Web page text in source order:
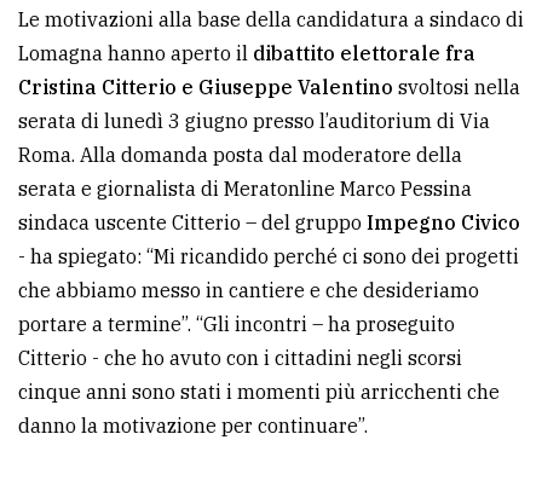
CERCA
Cerca
per
comune
Ricerca
avanzata
LE
ALTRE
TESTATE
Le motivazioni alla base della candidatura a sindaco di
Lomagna hanno aperto il dibattito elettorale fra
Cristina Citterio e Giuseppe Valentino svoltosi nella
serata di lunedì 3 giugno presso l’auditorium di Via
Roma. Alla domanda posta dal moderatore della
serata e giornalista di Meratonline Marco Pessina
sindaca uscente Citterio – del gruppo Impegno Civico
- ha spiegato: “Mi ricandido perché ci sono dei progetti
che abbiamo messo in cantiere e che desideriamo
portare a termine”. “Gli incontri – ha proseguito
Citterio - che ho avuto con i cittadini negli scorsi
cinque anni sono stati i momenti più arricchenti che
danno la motivazione per continuare”.